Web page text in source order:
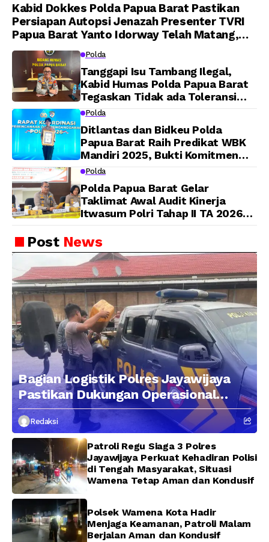
Kabid Dokkes Polda Papua Barat Pastikan
Persiapan Autopsi Jenazah Presenter TVRI
Papua Barat Yanto Idorway Telah Matang,
Pelaksanaan Dijadwalkan Kamis
Polda
Tanggapi Isu Tambang Ilegal,
Kabid Humas Polda Papua Barat
Tegaskan Tidak ada Toleransi
bagi Oknum Anggota
Polda
Ditlantas dan Bidkeu Polda
Papua Barat Raih Predikat WBK
Mandiri 2025, Bukti Komitmen
Wujudkan Pelayanan Bersih dan
Polda
Polda Papua Barat Gelar
Taklimat Awal Audit Kinerja
Itwasum Polri Tahap II TA 2026
Pengendalian
PostNews
Bagian Logistik Polres Jayawijaya
Pastikan Dukungan Operasional
Kepolisian Berjalan Optimal
Redaksi
Patroli Regu Siaga 3 Polres
Jayawijaya Perkuat Kehadiran Polisi
di Tengah Masyarakat, Situasi
Wamena Tetap Aman dan Kondusif
Polsek Wamena Kota Hadir
Menjaga Keamanan, Patroli Malam
Berjalan Aman dan Kondusif